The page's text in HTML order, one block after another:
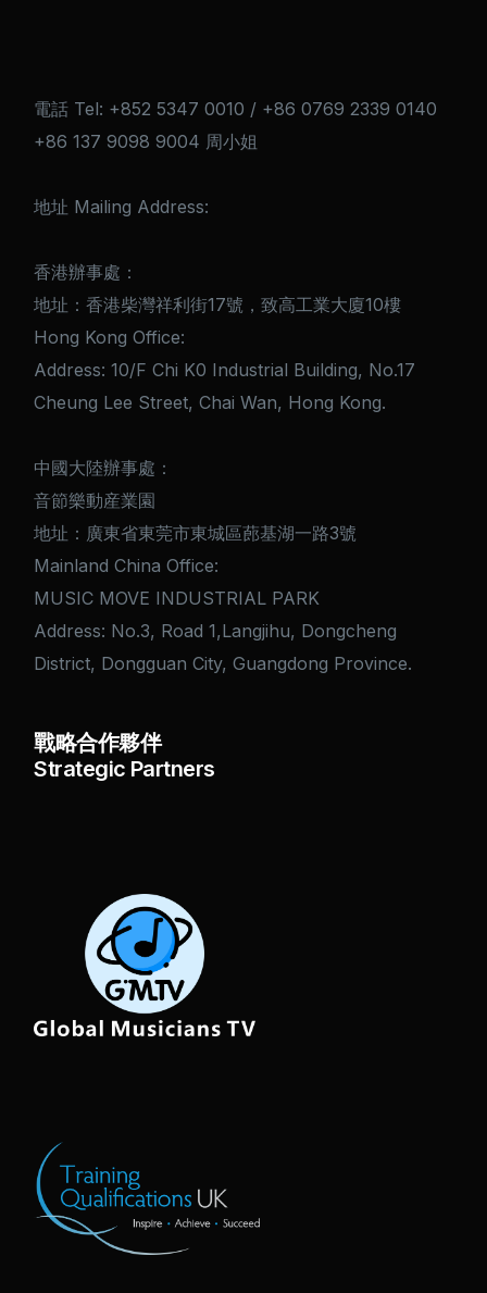
電話 Tel: +852 5347 0010 / +86 0769 2339 0140
+86 137 9098 9004 周小姐
地址 Mailing Address:
香港辦事處：
地址：香港柴灣祥利街17號，致高工業大廈10樓
Hong Kong Office:
Address: 10/F Chi K0 Industrial Building, No.17
Cheung Lee Street, Chai Wan, Hong Kong.
中國大陸辦事處：
音節樂動産業園
地址：廣東省東莞市東城區蓢基湖一路3號
Mainland China Office:
MUSIC MOVE INDUSTRIAL PARK
Address: No.3, Road 1,Langjihu, Dongcheng
District, Dongguan City, Guangdong Province.
戰略合作夥伴
Strategic Partners